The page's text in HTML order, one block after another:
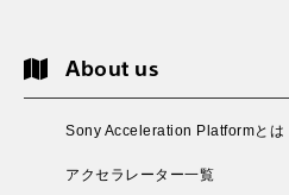
About us
Sony Acceleration Platformとは
アクセラレーター一覧